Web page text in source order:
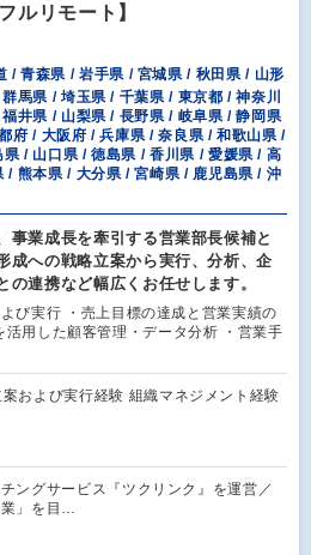
ルリモート】
/ 青森県 / 岩手県 / 宮城県 / 秋田県 / 山形
馬県 / 埼玉県 / 千葉県 / 東京都 / 神奈川
井県 / 山梨県 / 長野県 / 岐阜県 / 静岡県
府 / 大阪府 / 兵庫県 / 奈良県 / 和歌山県 /
/ 山口県 / 徳島県 / 香川県 / 愛媛県 / 高
/ 熊本県 / 大分県 / 宮崎県 / 鹿児島県 / 沖
事業成長を牽引する営業部長候補と
成への戦略立案から実行、分析、企
の連携など幅広くお任せします。
び実行 ・売上目標の達成と営業実績の
用した顧客管理・データ分析 ・営業手
および実行経験 組織マネジメント経験
チングサービス『ツクリンク』を運営／
業」を目…